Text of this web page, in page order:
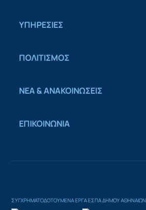
ΥΠΗΡΕΣΙΕΣ
ΠΟΛΙΤΙΣΜΟΣ
ΝΕΑ & ΑΝΑΚΟΙΝΩΣΕΙΣ
ΕΠΙΚΟΙΝΩΝΙΑ
ΣΥΓΧΡΗΜΑΤΟΔΟΤΟΥΜΕΝΑ ΕΡΓΑ ΕΣΠΑ ΔΗΜΟΥ ΑΘΗΝΑΙΩΝ